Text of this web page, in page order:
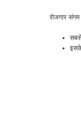
रोजगार